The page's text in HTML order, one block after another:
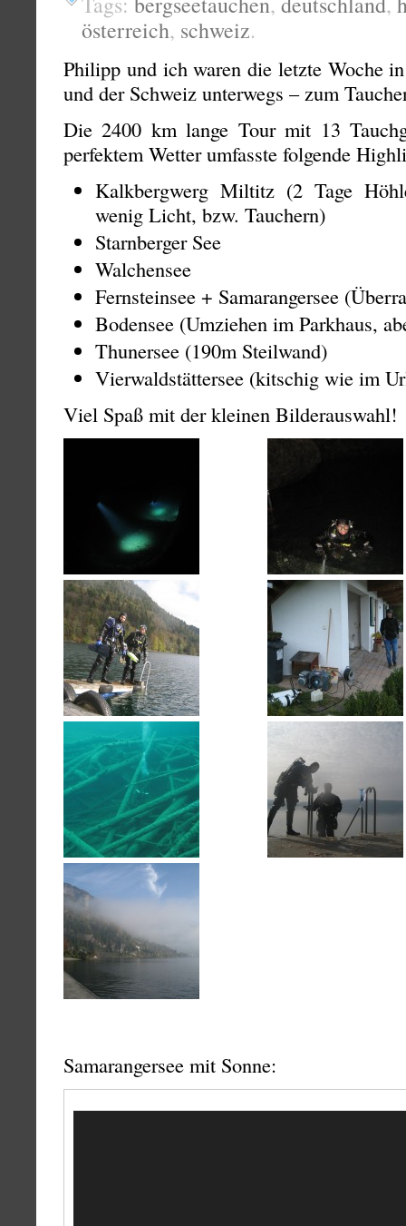
österreich, schweiz.
Philipp und ich waren die letzte Woche
und der Schweiz unterwegs – zum
Die 2400 km lange Tour mit 13
perfektem Wetter umfasste folgende
Kalkbergwerg Miltitz (2 Tage
wenig Licht, bzw. Tauchern)
Starnberger See
Walchensee
Fernsteinsee + Samarangersee
Bodensee (Umziehen im Parkhaus,
Thunersee (190m Steilwand)
Vierwaldstättersee (kitschig wie im
Viel Spaß mit der kleinen Bilderauswahl!
Samarangersee mit Sonne:
Video-